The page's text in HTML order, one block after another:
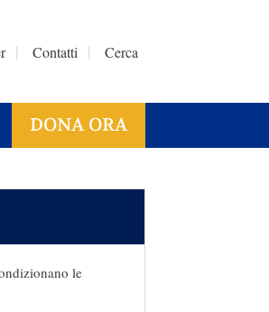
Contatti Cerca
DONA ORA
le